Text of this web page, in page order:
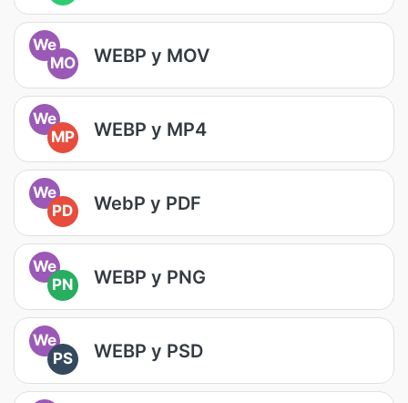
We
MO
WEBP у MOV
We
MP
WEBP у MP4
We
PD
WebP у PDF
We
PN
WEBP у PNG
We
PS
WEBP у PSD